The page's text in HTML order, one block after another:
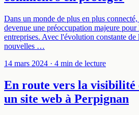
Dans un monde de plus en plus
devenue une préoccupation majeure
entreprises. Avec l'évolution constante de
nouvelles …
14 mars 2024 · 4 min de lecture
En route vers la visibilité
un site web à Perpignan